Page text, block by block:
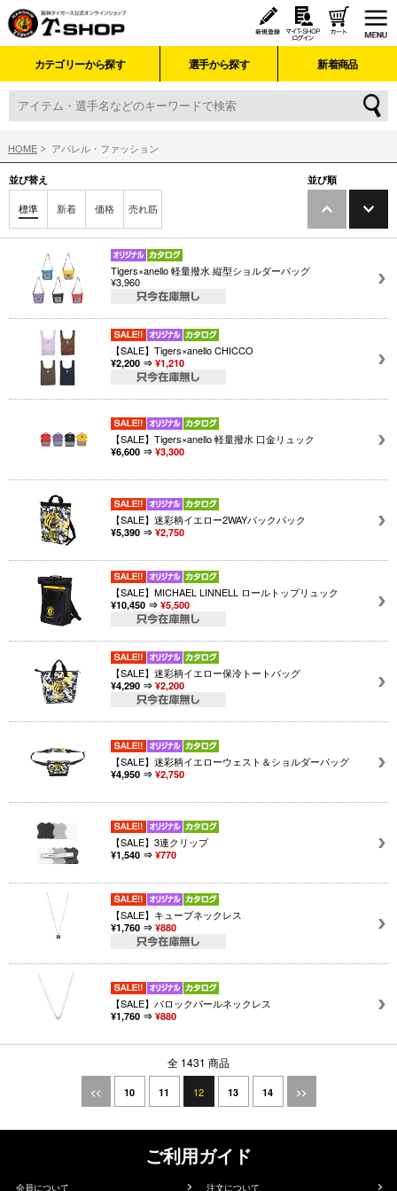
カテゴリーから探す 選手から探す 新着商品
HOME アパレル・ファッション
並び替え
標準 新着 価格 売れ筋
並び順
Tigers×anello 軽量撥水 縦型ショルダーバッグ
¥3,960
【SALE】Tigers×anello CHICCO
¥2,200 ⇒ ¥1,210
【SALE】Tigers×anello 軽量撥水 口金リュック
¥6,600 ⇒ ¥3,300
【SALE】迷彩柄イエロー2WAYバックパック
¥5,390 ⇒ ¥2,750
【SALE】MICHAEL LINNELL ロールトップリュック
¥10,450 ⇒ ¥5,500
【SALE】迷彩柄イエロー保冷トートバッグ
¥4,290 ⇒ ¥2,200
【SALE】迷彩柄イエローウェスト＆ショルダーバッグ
¥4,950 ⇒ ¥2,750
【SALE】3連クリップ
¥1,540 ⇒ ¥770
【SALE】キューブネックレス
¥1,760 ⇒ ¥880
【SALE】バロックパールネックレス
¥1,760 ⇒ ¥880
全 1431 商品
<< 10 11 12 13 14 >>
ご利用ガイド
会員について 注文について